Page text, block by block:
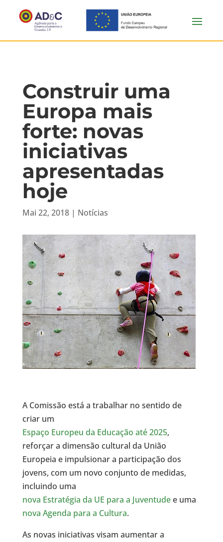
Construir uma
Europa mais
forte: novas
iniciativas
apresentadas
hoje
Mai 22, 2018| Notícias
A Comissão está a trabalhar no sentido de
criar um
Espaço Europeu da Educação até 2025,
reforçar a dimensão cultural da União
Europeia e impulsionar a participação dos
jovens, com um novo conjunto de medidas,
incluindo uma
nova Estratégia da UE para a Juventudee uma
nova Agenda para a Cultura.
As novas iniciativas visam aumentar a